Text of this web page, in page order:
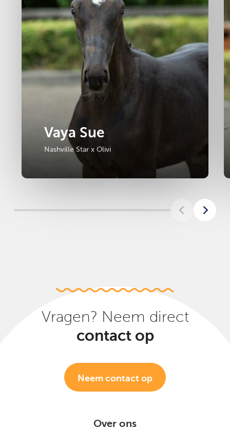
Vaya Sue
Nashville Star x Olivi
Vragen? Neem direct
contact op
Neem contact op
Over ons